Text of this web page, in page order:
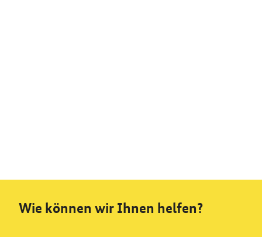
Wie können wir Ihnen helfen?